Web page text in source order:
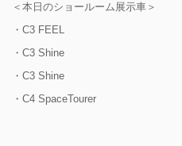
＜本日のショールーム展示車＞
・C3 FEEL
・C3 Shine
・C3 Shine
・C4 SpaceTourer